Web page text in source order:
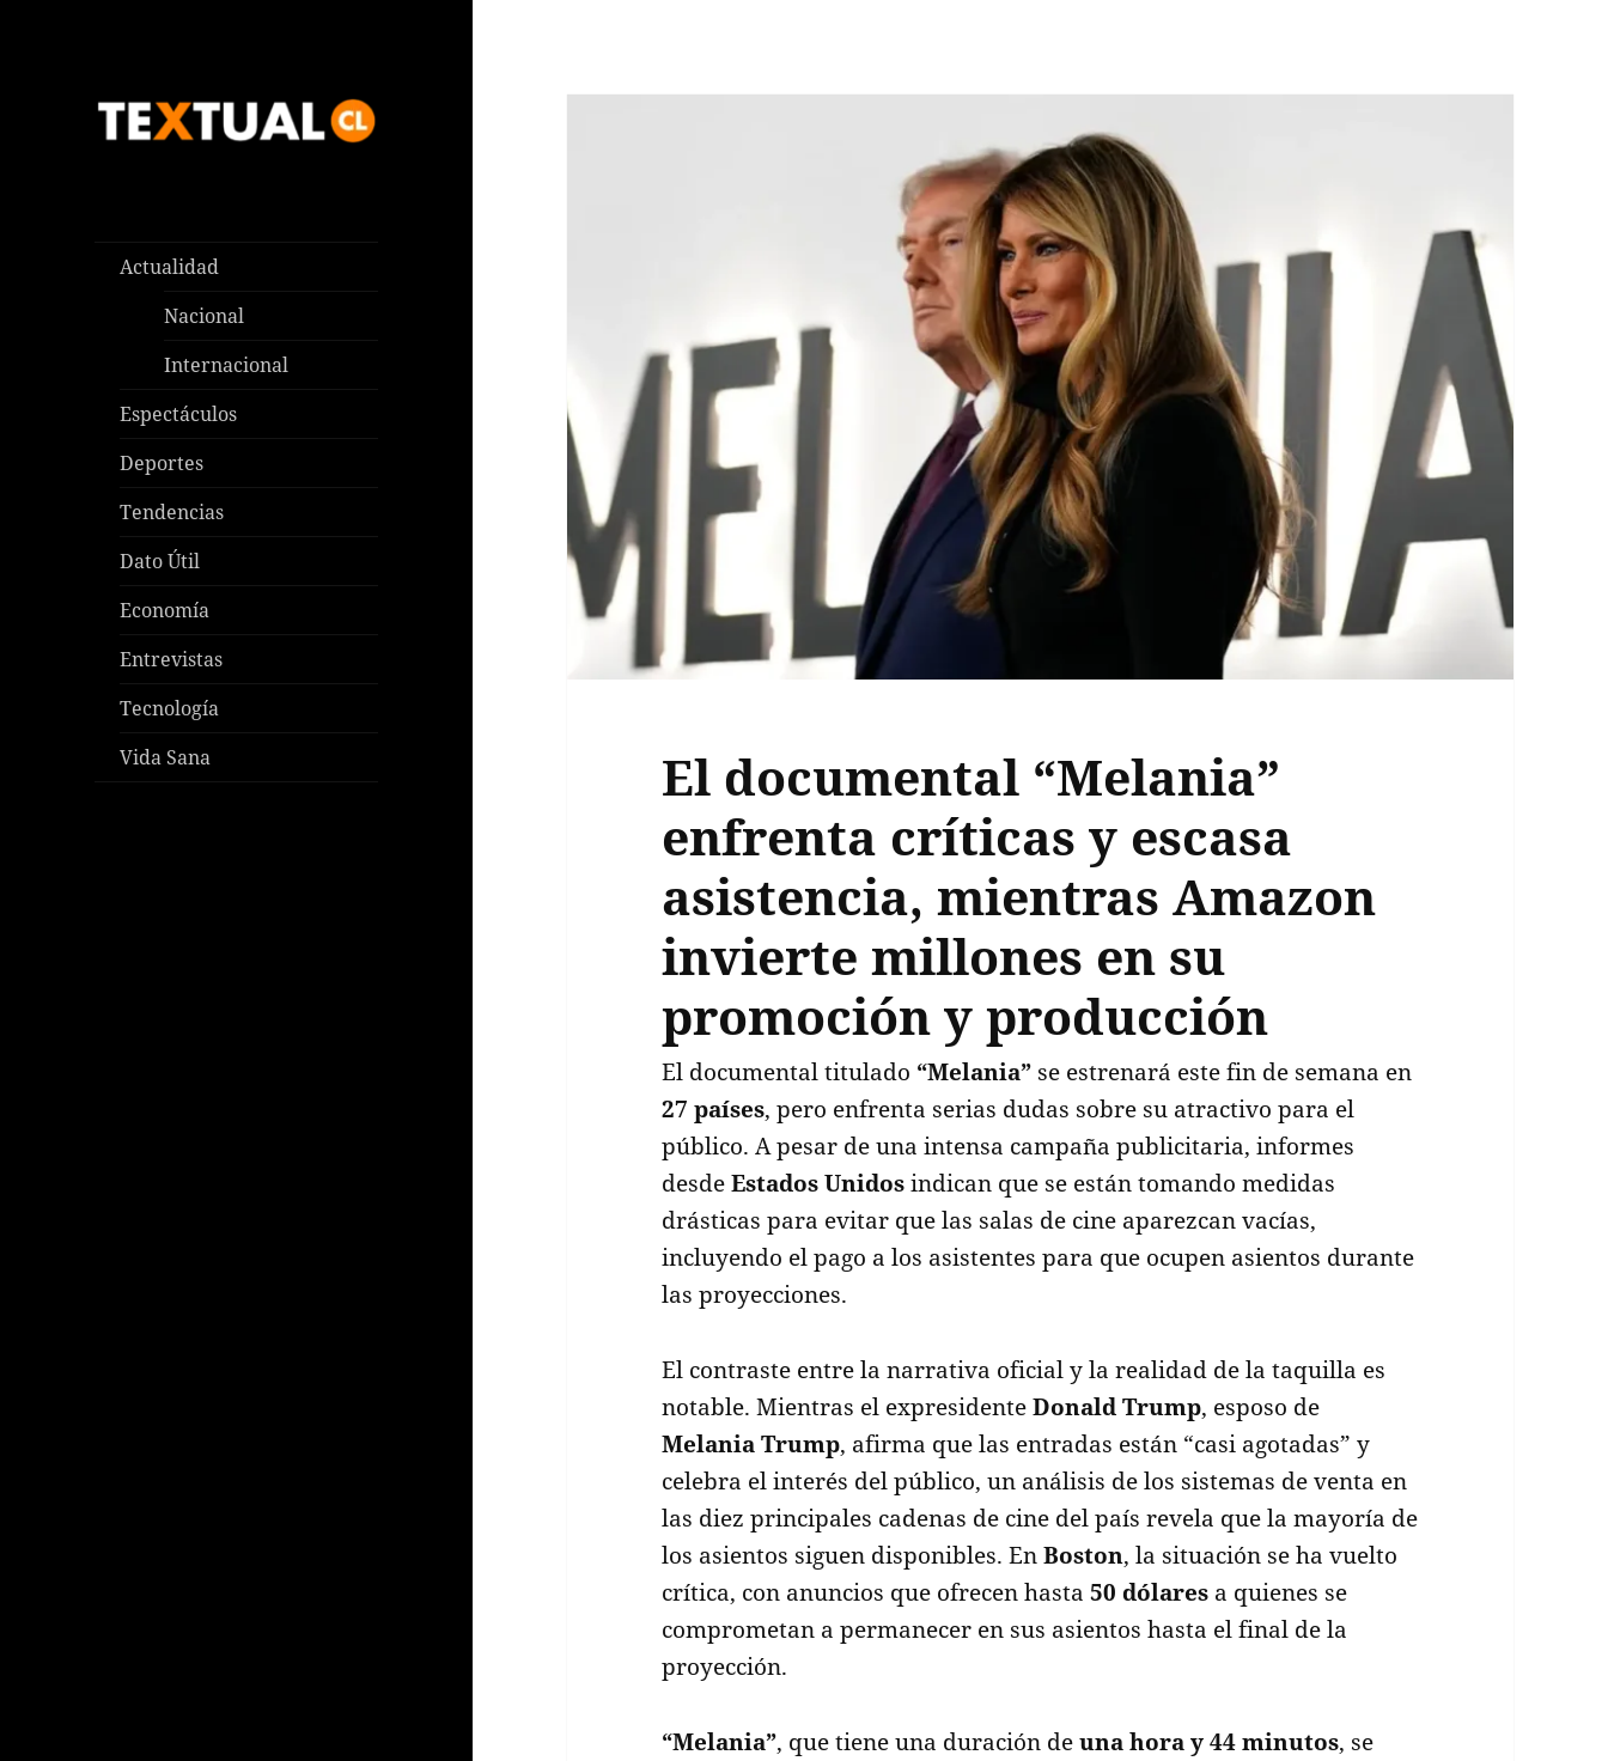
Actualidad
Nacional
Internacional
Espectáculos
Deportes
Tendencias
Dato Útil
Economía
Entrevistas
Tecnología
Vida Sana
El documental “Melania”
enfrenta críticas y escasa
asistencia, mientras Amazon
invierte millones en su
promoción y producción
El documental titulado “Melania” se estrenará este fin de semana en
27 países, pero enfrenta serias dudas sobre su atractivo para el
público. A pesar de una intensa campaña publicitaria, informes
desdeEstados Unidosindican que se están tomando medidas
drásticas para evitar que las salas de cine aparezcan vacías,
incluyendo el pago a los asistentes para que ocupen asientos durante
las proyecciones.
El contraste entre la narrativa oficial y la realidad de la taquilla es
notable. Mientras el expresidenteDonald Trump, esposo de
Melania Trump, afirma que las entradas están “casi agotadas” y
celebra el interés del público, un análisis de los sistemas de venta en
las diez principales cadenas de cine del país revela que la mayoría de
los asientos siguen disponibles. EnBoston, la situación se ha vuelto
crítica, con anuncios que ofrecen hasta50 dólares a quienes se
comprometan a permanecer en sus asientos hasta el final de la
proyección.
“Melania”, que tiene una duración deuna hora y 44 minutos, se